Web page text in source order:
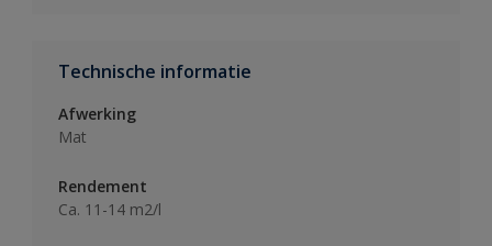
Technische informatie
Afwerking
Mat
Rendement
Ca. 11-14 m2/l